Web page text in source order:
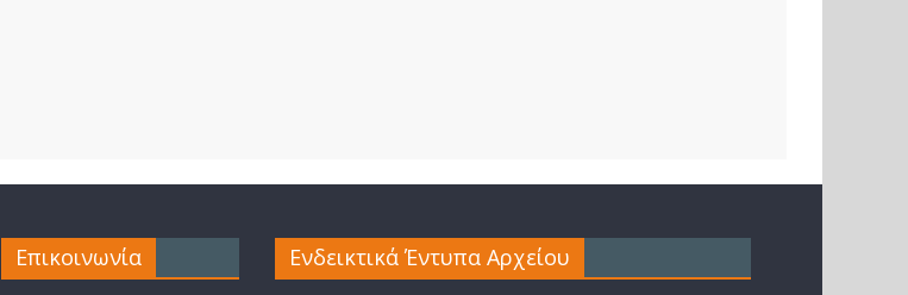
Επικοινωνία Ενδεικτικά Έντυπα Αρχείου